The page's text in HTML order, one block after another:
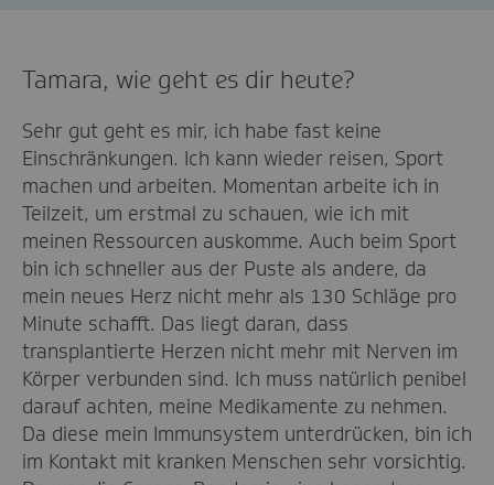
Tamara, wie geht es dir heute?
Sehr gut geht es mir, ich habe fast keine
Einschränkungen. Ich kann wieder reisen, Sport
machen und arbeiten. Momentan arbeite ich in
Teilzeit, um erstmal zu schauen, wie ich mit
meinen Ressourcen auskomme. Auch beim Sport
bin ich schneller aus der Puste als andere, da
mein neues Herz nicht mehr als 130 Schläge pro
Minute schafft. Das liegt daran, dass
transplantierte Herzen nicht mehr mit Nerven im
Körper verbunden sind. Ich muss natürlich penibel
darauf achten, meine Medikamente zu nehmen.
Da diese mein Immunsystem unterdrücken, bin ich
im Kontakt mit kranken Menschen sehr vorsichtig.